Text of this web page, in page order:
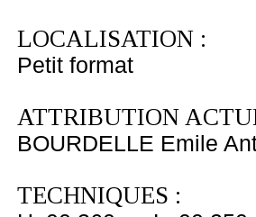
LOCALISATION :
Petit format
ATTRIBUTION
BOURDELLE Emile
TECHNIQUES :